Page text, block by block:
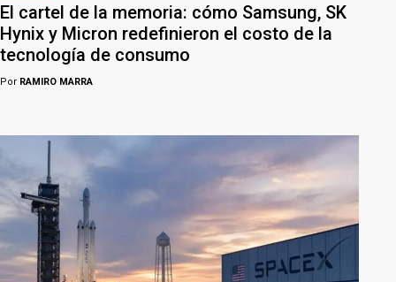
El cartel de la memoria: cómo Samsung, SK
Hynix y Micron redefinieron el costo de la
tecnología de consumo
Por RAMIRO MARRA